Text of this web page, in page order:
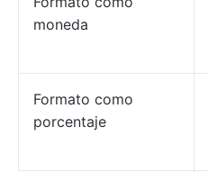
moneda
Formato como
porcentaje